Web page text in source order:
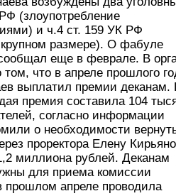
(злоупотребление
и ч.4 ст. 159 УК РФ
размере). О фабуле
еще в феврале. В
что в апреле прошлого
выплатил премии деканам.
премия составила 104
согласно информации
о необходимости
проректора Елену
миллиона рублей. Деканам
для приема комиссии
прошлом апреле проводила